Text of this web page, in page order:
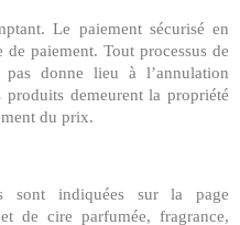
Le paiement sécurisé en
paiement. Tout processus de
donne lieu à l’annulation
demeurent la propriété
du prix.
sont indiquées sur la page
de cire parfumée, fragrance,